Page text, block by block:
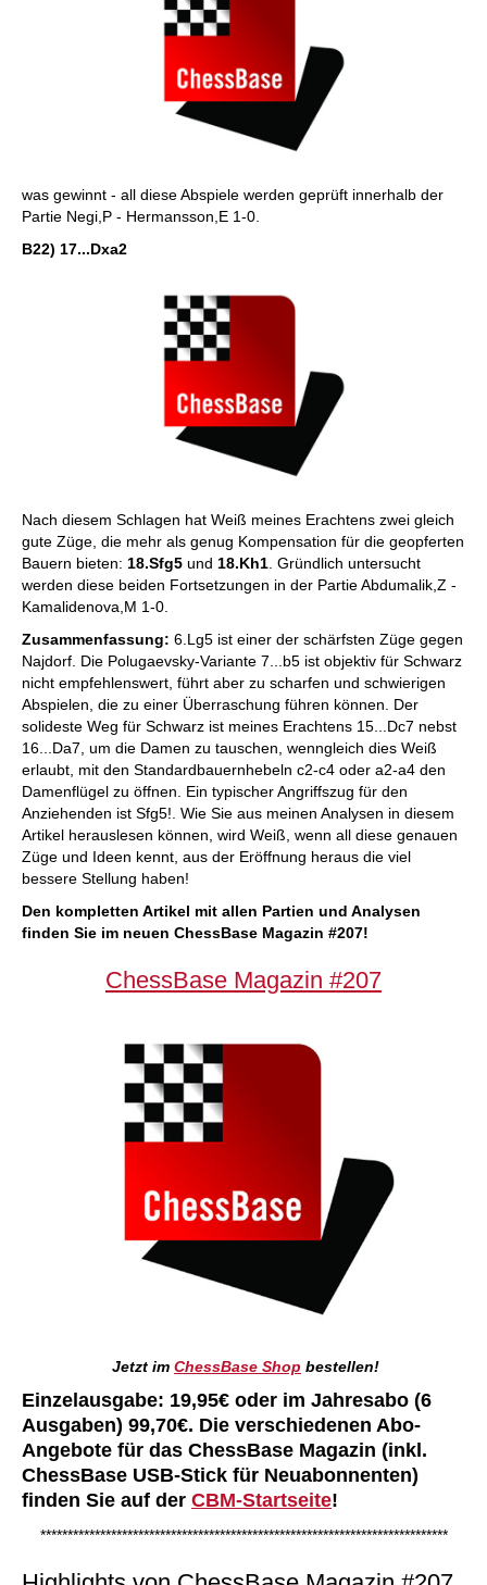
was gewinnt - all diese Abspiele werden geprüft innerhalb der
Partie Negi,P - Hermansson,E 1-0.
B22) 17...Dxa2
Nach diesem Schlagen hat Weiß meines Erachtens zwei gleich
gute Züge, die mehr als genug Kompensation für die geopferten
Bauern bieten: 18.Sfg5 und 18.Kh1 . Gründlich untersucht
werden diese beiden Fortsetzungen in der Partie Abdumalik,Z -
Kamalidenova,M 1-0.
Zusammenfassung: 6.Lg5 ist einer der schärfsten Züge gegen
Najdorf. Die Polugaevsky-Variante 7...b5 ist objektiv für Schwarz
nicht empfehlenswert, führt aber zu scharfen und schwierigen
Abspielen, die zu einer Überraschung führen können. Der
solideste Weg für Schwarz ist meines Erachtens 15...Dc7 nebst
16...Da7, um die Damen zu tauschen, wenngleich dies Weiß
erlaubt, mit den Standardbauernhebeln c2-c4 oder a2-a4 den
Damenflügel zu öffnen. Ein typischer Angriffszug für den
Anziehenden ist Sfg5!. Wie Sie aus meinen Analysen in diesem
Artikel herauslesen können, wird Weiß, wenn all diese genauen
Züge und Ideen kennt, aus der Eröffnung heraus die viel
bessere Stellung haben!
Den kompletten Artikel mit allen Partien und Analysen
finden Sie im neuen ChessBase Magazin #207!
ChessBase Magazin #207
Jetzt im ChessBase Shop bestellen!
Einzelausgabe: 19,95€ oder im Jahresabo (6
Ausgaben) 99,70€. Die verschiedenen Abo-
Angebote für das ChessBase Magazin (inkl.
ChessBase USB-Stick für Neuabonnenten)
finden Sie auf der CBM-Startseite!
***************************************************************************